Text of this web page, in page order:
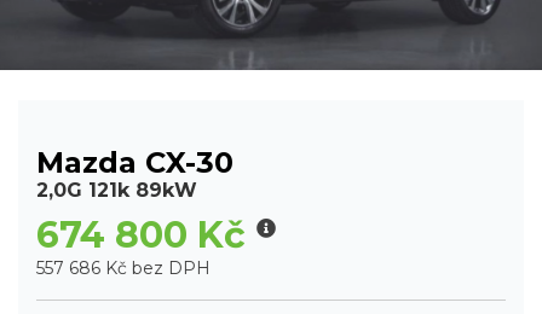
Mazda CX-30
2,0G 121k 89kW
674 800 Kč
557 686 Kč bez DPH